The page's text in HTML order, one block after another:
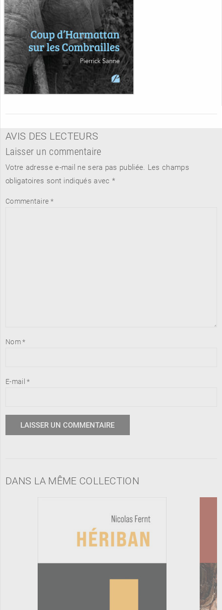
AVIS DES LECTEURS
Laisser un commentaire
Votre adresse e-mail ne sera pas publiée. Les champs
obligatoires sont indiqués avec *
Commentaire *
Nom*
E-mail*
DANS LA MÊME COLLECTION